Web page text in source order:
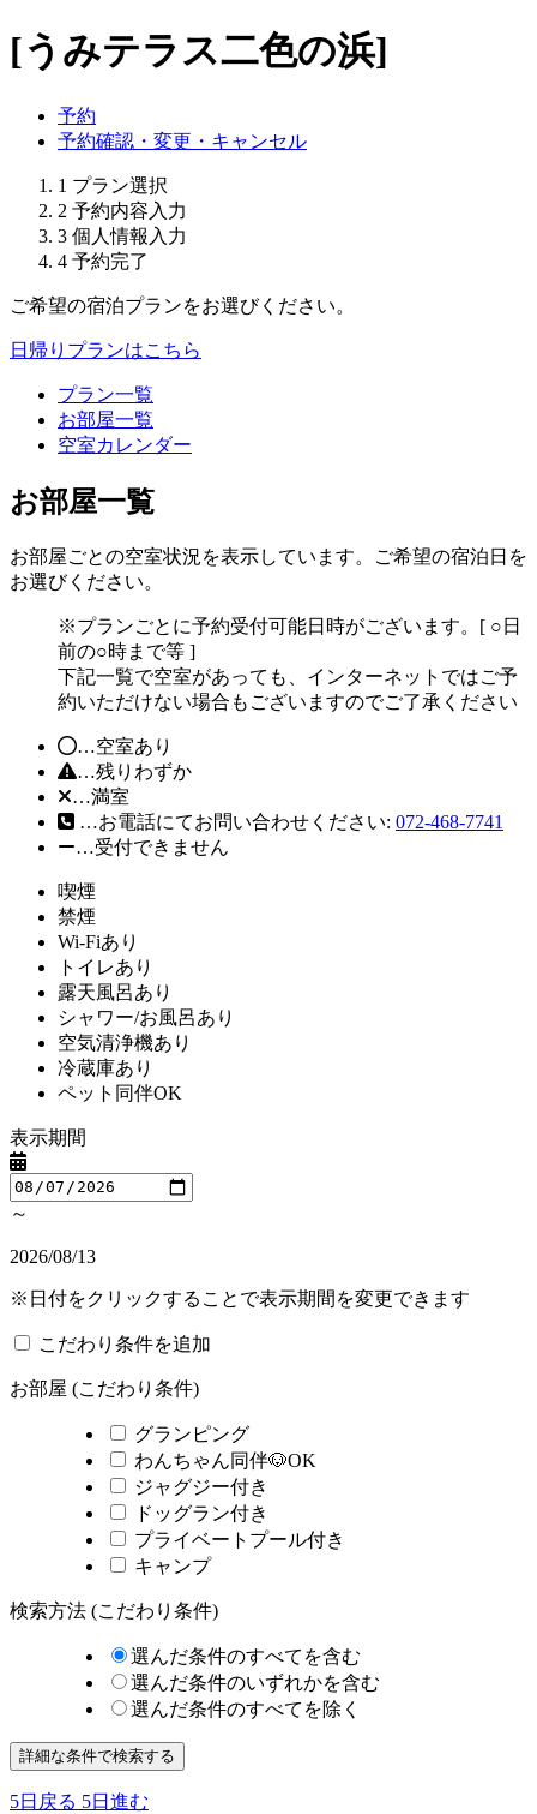
[うみテラス二色の浜]
予約
予約確認・変更・キャンセル
1 プラン選択
2 予約内容入力
3 個人情報入力
4 予約完了
ご希望の宿泊プランをお選びください。
日帰りプランはこちら
プラン一覧
お部屋一覧
空室カレンダー
お部屋一覧
お部屋ごとの空室状況を表示しています。ご希望の宿泊日を
お選びください。
※プランごとに予約受付可能日時がございます。[ ○日
前の○時まで等 ]
下記一覧で空室があっても、インターネットではご予
約いただけない場合もございますのでご了承ください
…空室あり
…残りわずか
…満室
…お電話にてお問い合わせください: 072-468-7741
…受付できません
喫煙
禁煙
Wi-Fiあり
トイレあり
露天風呂あり
シャワー/お風呂あり
空気清浄機あり
冷蔵庫あり
ペット同伴OK
表示期間
～
2026/08/13
※日付をクリックすることで表示期間を変更できます
こだわり条件を追加
お部屋 (こだわり条件)
グランピング
わんちゃん同伴🐶OK
ジャグジー付き
ドッグラン付き
プライベートプール付き
キャンプ
検索方法 (こだわり条件)
選んだ条件のすべてを含む
選んだ条件のいずれかを含む
選んだ条件のすべてを除く
詳細な条件で検索する
5日戻る 5日進む